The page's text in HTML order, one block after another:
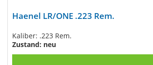
Haenel LR/ONE .223 Rem.
Kaliber: .223 Rem.
Zustand: neu